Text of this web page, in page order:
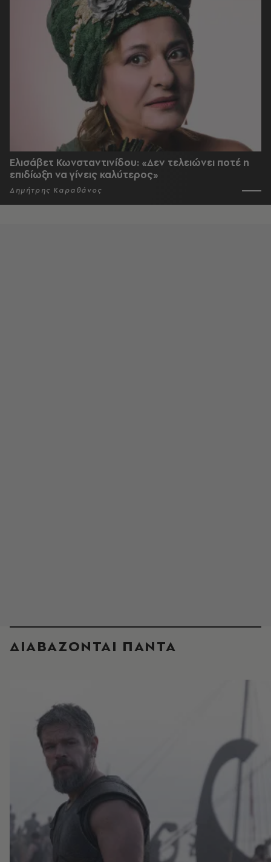
Ελισάβετ Κωνσταντινίδου: «Δεν τελειώνει ποτέ η
επιδίωξη να γίνεις καλύτερος»
Δημήτρης Καραθάνος
ΔΙΑΒΑΖΟΝΤΑΙ ΠΑΝΤΑ